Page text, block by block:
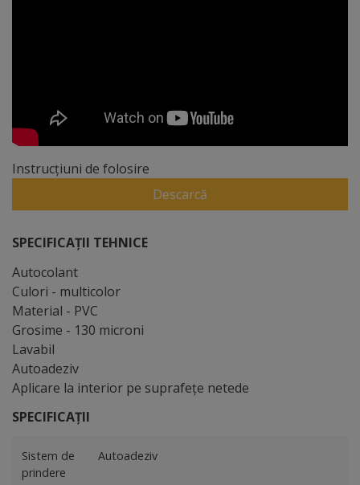
Instrucțiuni de folosire
Descarcă
SPECIFICAȚII TEHNICE
Autocolant
Culori - multicolor
Material - PVC
Grosime - 130 microni
Lavabil
Autoadeziv
Aplicare la interior pe suprafeţe netede
SPECIFICAȚII
Sistem de
prindere
Autoadeziv